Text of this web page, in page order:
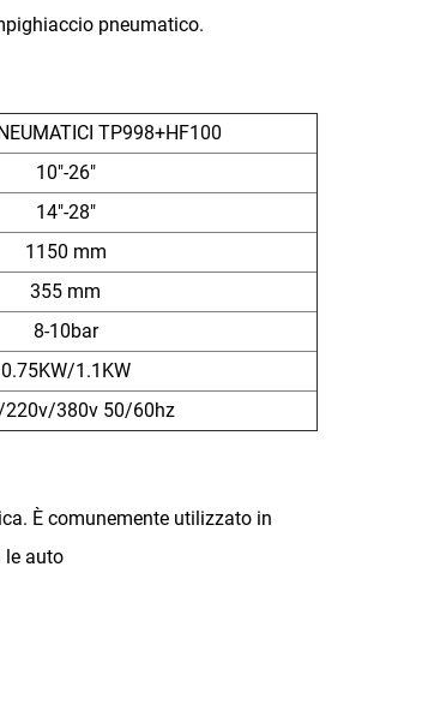
pneumatico.
TP998+HF100
10"-26"
14"-28"
1150 mm
355 mm
8-10bar
0.75KW/1.1KW
220v/380v 50/60hz
È comunemente utilizzato in
le auto